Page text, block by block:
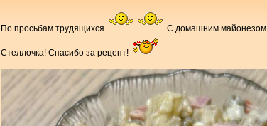
По просьбам трудящихся С домашним майонезом
Стеллочка! Спасибо за рецепт!